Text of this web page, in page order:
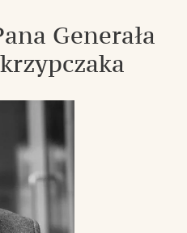
projektu Generała